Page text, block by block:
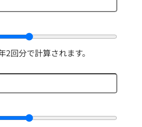
回分で計算されます。